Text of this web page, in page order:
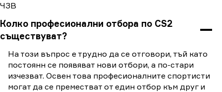
ЧЗВ
Колко професионални отбора по CS2
съществуват?
На този въпрос е трудно да се отговори, тъй като
постоянн се появяват нови отбори, а по-стари
изчезват. Освен това професионалните спортисти
могат да се преместват от един отбор към друг и